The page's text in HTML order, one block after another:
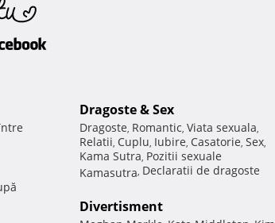
Dragoste & Sex
Dragoste, Romantic, Viata sexuala,
Relatii, Cuplu, Iubire, Casatorie, Sex,
Kama Sutra, Pozitii sexuale
Kamasutra, Declaratii de dragoste
Divertisment